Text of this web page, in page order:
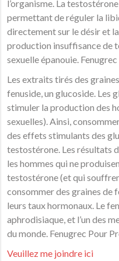
l’organisme. La
permettant de réguler la
directement sur le désir et
production insuffisance de
sexuelle épanouie.
Les extraits tirés des
fenuside, un glucoside. Les
stimuler la production des
sexuelles). Ainsi,
des effets stimulants des
testostérone. Les résultats
les hommes qui ne
testostérone (et qui
consommer des graines de
leurs taux hormonaux. Le
aphrodisiaque, et l’un des
du monde. Fenugrec Pour
Veuillez me joindre ici